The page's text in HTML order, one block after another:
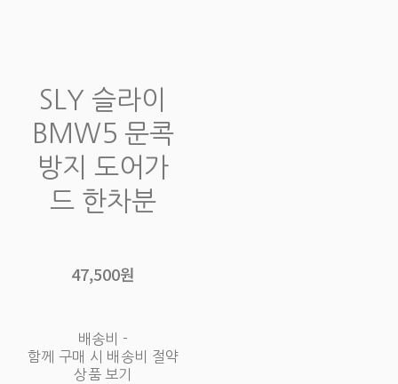
SLY 슬라이
BMW5 문콕
방지 도어가
드 한차분
47,500원
배송비 -
함께 구매 시 배송비 절약
상품 보기